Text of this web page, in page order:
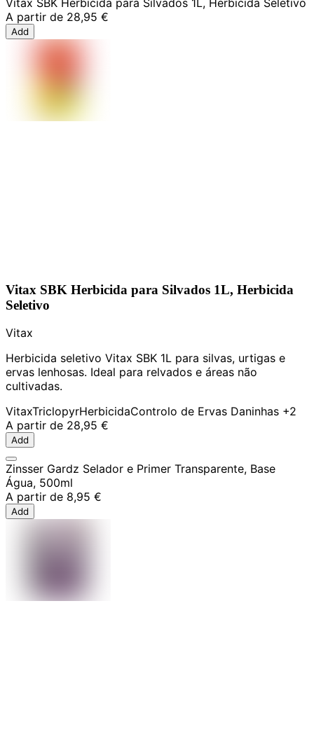
A partir de 28,95 €
Add
Vitax SBK Herbicida para Silvados 1L, Herbicida
Seletivo
Vitax
Herbicida seletivo Vitax SBK 1L para silvas, urtigas e
ervas lenhosas. Ideal para relvados e áreas não
cultivadas.
VitaxTriclopyrHerbicidaControlo de Ervas Daninhas +2
A partir de 28,95 €
Add
Zinsser Gardz Selador e Primer Transparente, Base
Água, 500ml
A partir de 8,95 €
Add